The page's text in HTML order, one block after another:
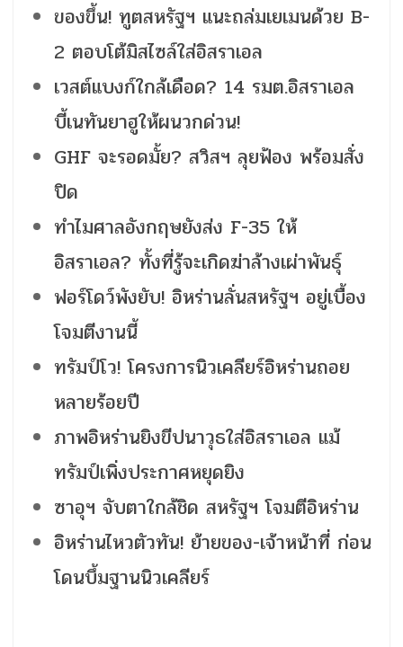
ของขึ้น! ทูตสหรัฐฯ แนะถล่มเยเมนด้วย B-
2 ตอบโต้มิสไซล์ใส่อิสราเอล
เวสต์แบงก์ใกล้เดือด? 14 รมต.อิสราเอล
บี้เนทันยาฮูให้ผนวกด่วน!
GHF จะรอดมั้ย? สวิสฯ ลุยฟ้อง พร้อมสั่ง
ปิด
ทำไมศาลอังกฤษยังส่ง F-35 ให้
อิสราเอล? ทั้งที่รู้จะเกิดฆ่าล้างเผ่าพันธุ์
ฟอร์โดว์พังยับ! อิหร่านลั่นสหรัฐฯ อยู่เบื้อง
โจมตีงานนี้
ทรัมป์โว! โครงการนิวเคลียร์อิหร่านถอย
หลายร้อยปี
ภาพอิหร่านยิงขีปนาวุธใส่อิสราเอล แม้
ทรัมป์เพิ่งประกาศหยุดยิง
ซาอุฯ จับตาใกล้ชิด สหรัฐฯ โจมตีอิหร่าน
อิหร่านไหวตัวทัน! ย้ายของ-เจ้าหน้าที่ ก่อน
โดนบึ้มฐานนิวเคลียร์